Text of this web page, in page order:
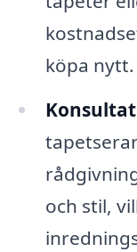
köpa nytt.
och stil,